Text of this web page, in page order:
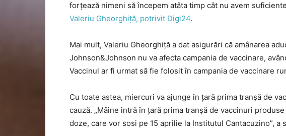
forţează nimeni să începem atâta timp cât nu avem
Valeriu Gheorghiţă, potrivit Digi24.
Mai mult, Valeriu Gheorghiță a dat asigurări că amânarea
Johnson&Johnson nu va afecta campania de vaccinare,
Vaccinul ar fi urmat să fie folosit în campania de vaccinare
Cu toate astea, miercuri va ajunge în țară prima tranșă de
cauză. „Mâine intră în ţară prima tranşă de vaccinuri
doze, care vor sosi pe 15 aprilie la Institutul Cantacuzino”, a